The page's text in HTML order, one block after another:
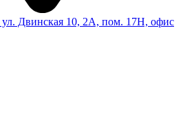
ул. Двинская 10, 2А, пом. 17Н, офис